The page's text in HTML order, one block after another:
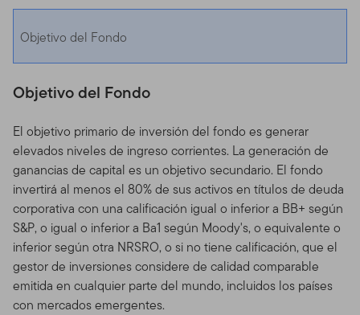
Objetivo del Fondo
Objetivo del Fondo
El objetivo primario de inversión del fondo es generar
elevados niveles de ingreso corrientes. La generación de
ganancias de capital es un objetivo secundario. El fondo
invertirá al menos el 80% de sus activos en títulos de deuda
corporativa con una calificación igual o inferior a BB+ según
S&P, o igual o inferior a Ba1 según Moody's, o equivalente o
inferior según otra NRSRO, o si no tiene calificación, que el
gestor de inversiones considere de calidad comparable
emitida en cualquier parte del mundo, incluidos los países
con mercados emergentes.